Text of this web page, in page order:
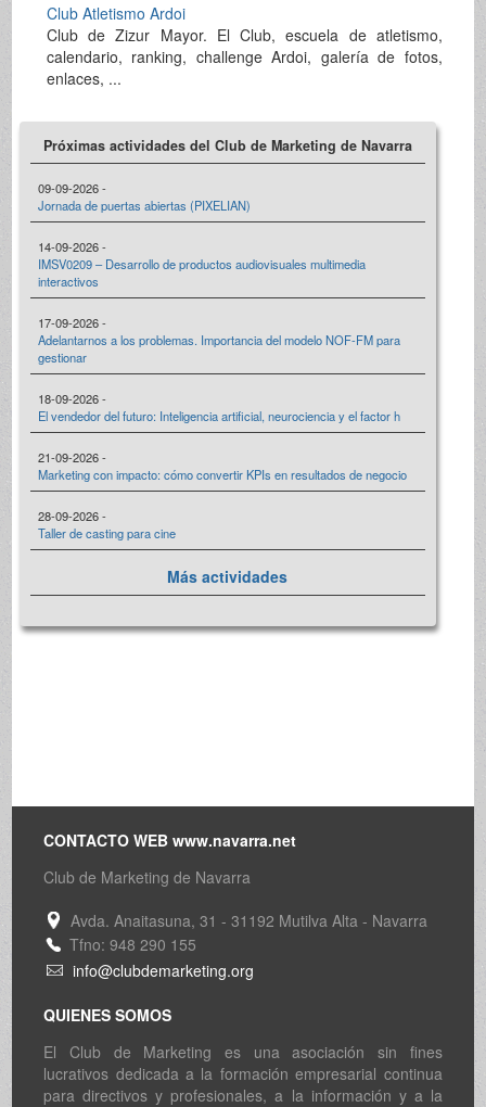
Club Atletismo Ardoi
Club de Zizur Mayor. El Club, escuela de atletismo,
calendario, ranking, challenge Ardoi, galería de fotos,
enlaces, ...
Próximas actividades del Club de Marketing de Navarra
09-09-2026 -
Jornada de puertas abiertas (PIXELIAN)
14-09-2026 -
IMSV0209 – Desarrollo de productos audiovisuales multimedia
interactivos
17-09-2026 -
Adelantarnos a los problemas. Importancia del modelo NOF-FM para
gestionar
18-09-2026 -
El vendedor del futuro: Inteligencia artificial, neurociencia y el factor h
21-09-2026 -
Marketing con impacto: cómo convertir KPIs en resultados de negocio
28-09-2026 -
Taller de casting para cine
Más actividades
CONTACTO WEB www.navarra.net
Club de Marketing de Navarra
Avda. Anaitasuna, 31 - 31192 Mutilva Alta - Navarra
Tfno: 948 290 155
info@clubdemarketing.org
QUIENES SOMOS
El Club de Marketing es una asociación sin fines
lucrativos dedicada a la formación empresarial continua
para directivos y profesionales, a la información y a la